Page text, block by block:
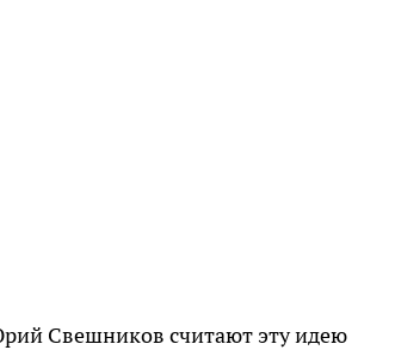
Свешников считают эту идею